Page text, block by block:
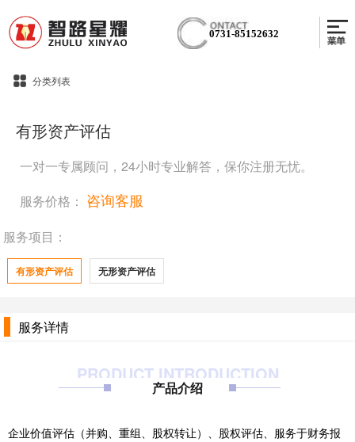
0731-85152632
分类列表
有形资产评估
一对一专属顾问，24小时专业解答，保你注册无忧。
服务价格： 咨询客服
服务项目：
有形资产评估 无形资产评估
服务详情
PRODUCT INTRODUCTION
产品介绍
企业价值评估（并购、重组、股权转让）、股权评估、服务于财务报